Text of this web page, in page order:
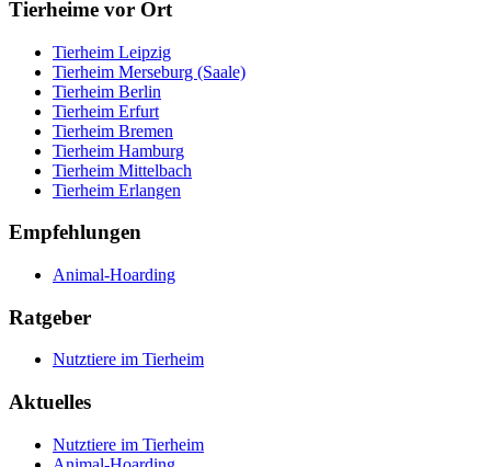
Tierheime vor Ort
Tierheim Leipzig
Tierheim Merseburg (Saale)
Tierheim Berlin
Tierheim Erfurt
Tierheim Bremen
Tierheim Hamburg
Tierheim Mittelbach
Tierheim Erlangen
Empfehlungen
Animal-Hoarding
Ratgeber
Nutztiere im Tierheim
Aktuelles
Nutztiere im Tierheim